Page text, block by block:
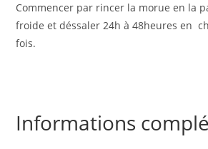
Commencer par rincer la morue en la
froide et déssaler 24h à 48heures en
fois.
Informations